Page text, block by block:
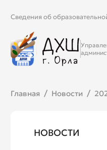
Сведения об
Главная Новости
НОВОСТИ